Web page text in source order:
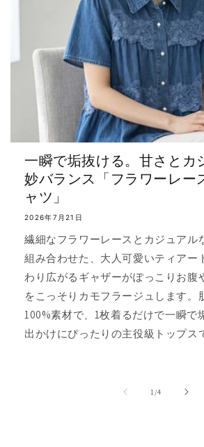
一瞬で垢抜ける。甘さとカ
妙バランス「フラワーレー
ャツ」
2026年7月21日
繊細なフラワーレースとカジュアル
組み合わせた、大人可愛いティアー
わり広がるギャザーがぽっこりお腹
をこっそりカモフラージュします。
100%素材で、1枚着るだけで一瞬で
出かけにぴったりの主役級トップス
1/の
4